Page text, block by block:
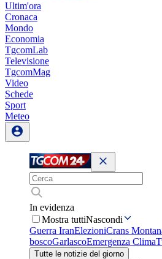
Ultim'ora
Cronaca
Mondo
Economia
TgcomLab
Televisione
TgcomMag
Video
Schede
Sport
Meteo
In evidenza
Mostra tuttiNascondi
Guerra IranElezioniCrans
boscoGarlascoEmergenza Clima
Tutte le notizie del giorno